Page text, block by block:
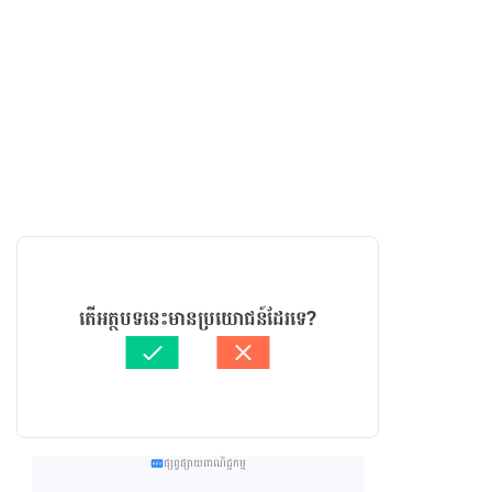
តើអត្ថបទនេះមានប្រយោជន៍ដែរទេ?
ផ្សព្វផ្សាយពាណិជ្ជកម្ម